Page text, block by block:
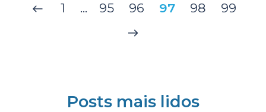
1 ... 95 96 97 98 99
Posts mais lidos